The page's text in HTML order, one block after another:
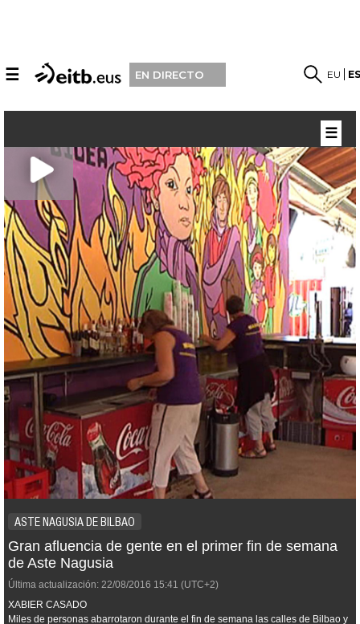
☰ EN DIRECTO EU
ASTE NAGUSIA DE BILBAO
Gran afluencia de gente en el primer fin de semana
de Aste Nagusia
Última actualización: 22/08/2016 15:41 (UTC+2)
XABIER CASADO
Miles de personas abarrotaron durante el fin de semana las calles de Bilbao y
☰